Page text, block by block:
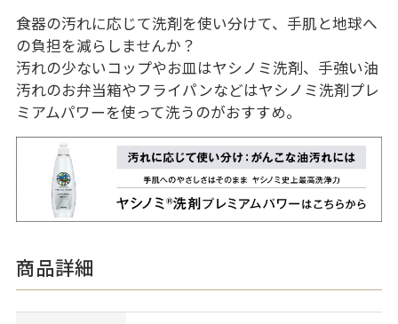
食器の汚れに応じて洗剤を使い分けて、手肌と地球へ
の負担を減らしませんか？
汚れの少ないコップやお皿はヤシノミ洗剤、手強い油
汚れのお弁当箱やフライパンなどはヤシノミ洗剤プレ
ミアムパワーを使って洗うのがおすすめ。
商品詳細